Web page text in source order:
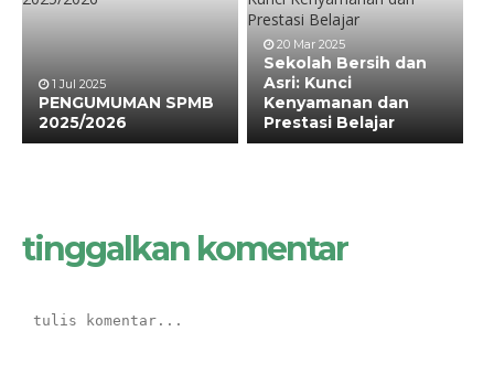
1 Jul 2025
PENGUMUMAN SPMB
2025/2026
20 Mar 2025
Sekolah Bersih dan
Asri: Kunci
Kenyamanan dan
Prestasi Belajar
tinggalkan komentar